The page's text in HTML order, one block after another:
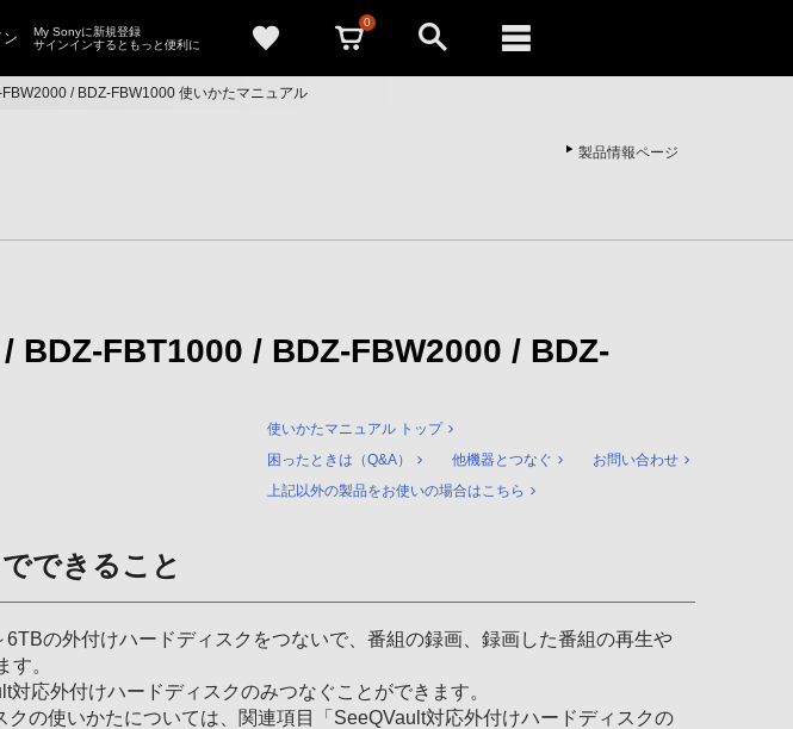
ン
My Sonyに新規登録
サインインするともっと便利に
0
/ BDZ-FBW1000 使いかたマニュアル
製品情報ページ
BDZ-FBT1000 / BDZ-FBW2000 / BDZ-
使いかたマニュアル トップ
困ったときは（Q&A）
他機器とつなぐ
お問い合わせ
上記以外の製品をお使いの場合はこちら
できること
の外付けハードディスクをつないで、番組の録画、録画した番組の再生や
す。
応外付けハードディスクのみつなぐことができます。
クの使いかたについては、関連項目「SeeQVault対応外付けハードディスクの